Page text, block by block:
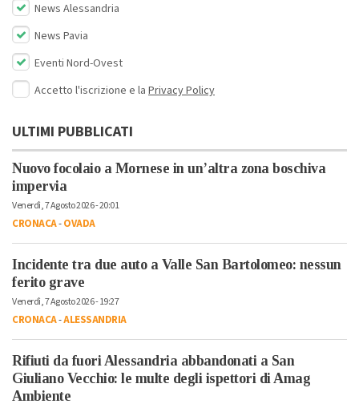
News Alessandria
News Pavia
Eventi Nord-Ovest
Accetto l'iscrizione e la Privacy Policy
ULTIMI PUBBLICATI
Nuovo focolaio a Mornese in un’altra zona boschiva
impervia
Venerdì, 7 Agosto 2026 - 20:01
CRONACA-OVADA
Incidente tra due auto a Valle San Bartolomeo: nessun
ferito grave
Venerdì, 7 Agosto 2026 - 19:27
CRONACA-ALESSANDRIA
Rifiuti da fuori Alessandria abbandonati a San
Giuliano Vecchio: le multe degli ispettori di Amag
Ambiente